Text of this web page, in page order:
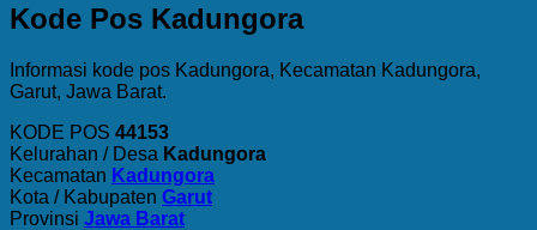
Kode Pos Kadungora
Informasi kode pos Kadungora, Kecamatan Kadungora,
Garut, Jawa Barat.
KODE POS 44153
Kelurahan / Desa Kadungora
Kecamatan Kadungora
Kota / Kabupaten Garut
Provinsi Jawa Barat